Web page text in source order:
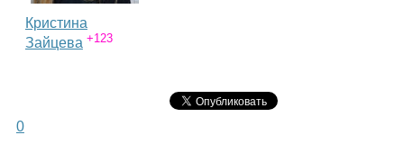
Кристина
Зайцева +123
0